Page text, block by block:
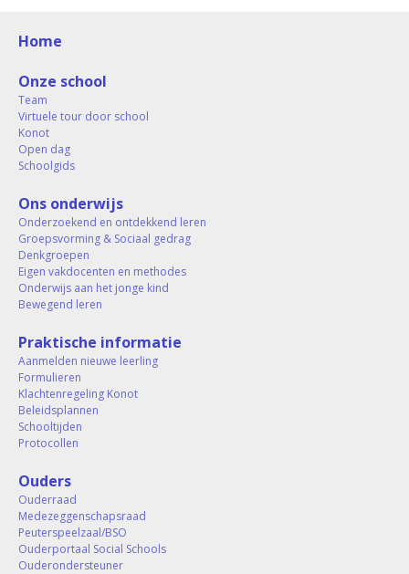
Home
Onze school
Team
Virtuele tour door school
Konot
Open dag
Schoolgids
Ons onderwijs
Onderzoekend en ontdekkend leren
Groepsvorming & Sociaal gedrag
Denkgroepen
Eigen vakdocenten en methodes
Onderwijs aan het jonge kind
Bewegend leren
Praktische informatie
Aanmelden nieuwe leerling
Formulieren
Klachtenregeling Konot
Beleidsplannen
Schooltijden
Protocollen
Ouders
Ouderraad
Medezeggenschapsraad
Peuterspeelzaal/BSO
Ouderportaal Social Schools
Ouderondersteuner